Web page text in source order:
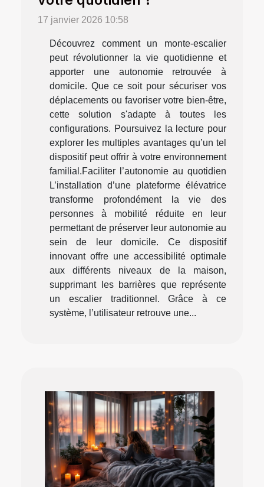
17 janvier 2026 10:58
Découvrez comment un monte-escalier
peut révolutionner la vie quotidienne et
apporter une autonomie retrouvée à
domicile. Que ce soit pour sécuriser vos
déplacements ou favoriser votre bien-être,
cette solution s'adapte à toutes les
configurations. Poursuivez la lecture pour
explorer les multiples avantages qu’un tel
dispositif peut offrir à votre environnement
familial.Faciliter l’autonomie au quotidien
L’installation d’une plateforme élévatrice
transforme profondément la vie des
personnes à mobilité réduite en leur
permettant de préserver leur autonomie au
sein de leur domicile. Ce dispositif
innovant offre une accessibilité optimale
aux différents niveaux de la maison,
supprimant les barrières que représente
un escalier traditionnel. Grâce à ce
système, l’utilisateur retrouve une...